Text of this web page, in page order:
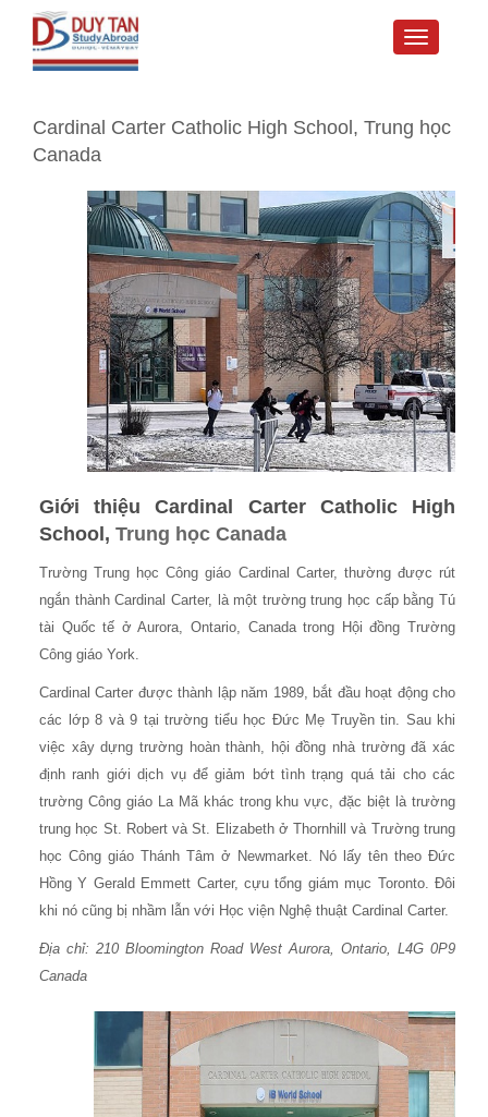
Toggle
Cardinal Carter Catholic High School, Trung học
Canada
Giới thiệu
Cardinal Carter Catholic High
School , Trung học Canada
Trường Trung học Công giáo Cardinal Carter, thường được rút
ngắn thành Cardinal Carter, là một trường trung học cấp bằng Tú
tài Quốc tế ở Aurora, Ontario, Canada trong Hội đồng Trường
Công giáo York.
Cardinal Carter được thành lập năm 1989, bắt đầu hoạt động cho
các lớp 8 và 9 tại trường tiểu học Đức Mẹ Truyền tin. Sau khi
việc xây dựng trường hoàn thành, hội đồng nhà trường đã xác
định ranh giới dịch vụ để giảm bớt tình trạng quá tải cho các
trường Công giáo La Mã khác trong khu vực, đặc biệt là trường
trung học St. Robert và St. Elizabeth ở Thornhill và Trường trung
học Công giáo Thánh Tâm ở Newmarket. Nó lấy tên theo Đức
Hồng Y Gerald Emmett Carter, cựu tổng giám mục Toronto. Đôi
khi nó cũng bị nhầm lẫn với Học viện Nghệ thuật Cardinal Carter.
Địa chỉ: 210 Bloomington Road WestAurora, Ontario, L4G 0P9
Canada